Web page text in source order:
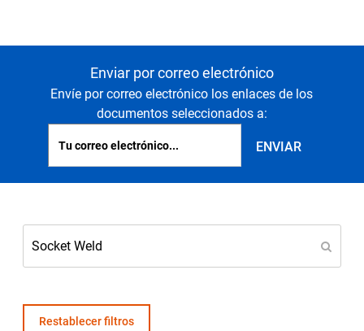
Recursos
Acerca de
Seleccione una zona geográfica
Carreras profesionales
Póngase en contacto
Enviar por correo electrónico
Envíe por correo electrónico los enlaces de los
documentos seleccionados a:
Restablecer filtros